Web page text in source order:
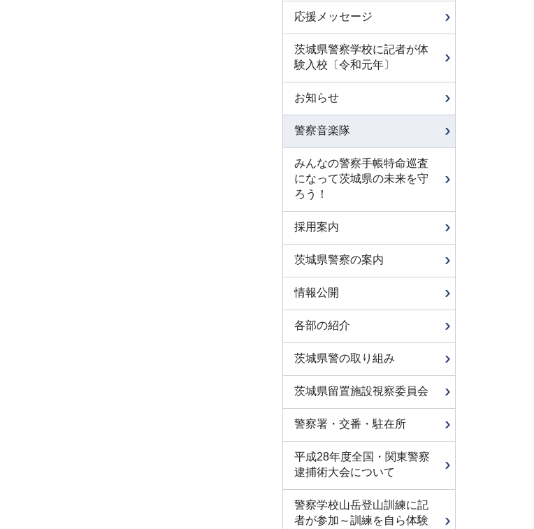
応援メッセージ
茨城県警察学校に記者が体
験入校〔令和元年〕
お知らせ
警察音楽隊
みんなの警察手帳特命巡査
になって茨城県の未来を守
ろう！
採用案内
茨城県警察の案内
情報公開
各部の紹介
茨城県警の取り組み
茨城県留置施設視察委員会
警察署・交番・駐在所
平成28年度全国・関東警察
逮捕術大会について
警察学校山岳登山訓練に記
者が参加～訓練を自ら体験